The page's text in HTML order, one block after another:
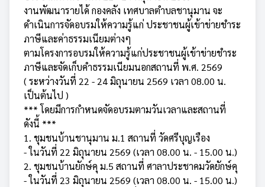
งานพัฒนารายได้ กองคลัง เทศบาลตำบลชานุมาน จะ
ดำเนินการจัดอบรมให้ความรู้แก่ ประชาชนผู้เข้าข่ายชำระ
ภาษีและค่าธรรมเนียมต่างๆ
ตามโครงการอบรมให้ความรู้แก่ประชาชนผู้เข้าข่ายชำระ
ภาษีและจัดเก็บคำธรรมเนียมนอกสถานที่ พ.ศ. 2569
( ระหว่างวันที่ 22 - 24 มิถุนายน 2569 เวลา 08.00 น.
เป็นต้นไป )
*** โดยมีการกำหนดจัดอบรมตามวันเวลาและสถานที่
ดังนี้ ***
1. ชุมชนบ้านชานุมาน ม.1 สถานที่ วัดศรีบุญเรือง
- ในวันที่ 22 มิถุนายน 2569 (เวลา 08.00 น. - 15.00 น.)
2. ชุมชนบ้านยักษ์คุ ม.5 สถานที่ ศาลาประชาคมวัดยักษ์คุ
- ในวันที่ 23 มิถุนายน 2569 (เวลา 08.00 น. - 15.00 น.)